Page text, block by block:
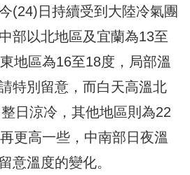
(24)日持續受到大陸冷氣團
部以北地區及宜蘭為13至
地區為16至18度，局部溫
特別留意，而白天高溫北
日涼冷，其他地區則為22
更高一些，中南部日夜溫
意溫度的變化。